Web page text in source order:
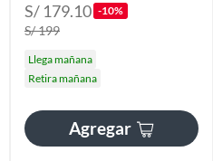
S/ 179.10 -10%
S/ 199
Llega mañana
Retira mañana
Agregar